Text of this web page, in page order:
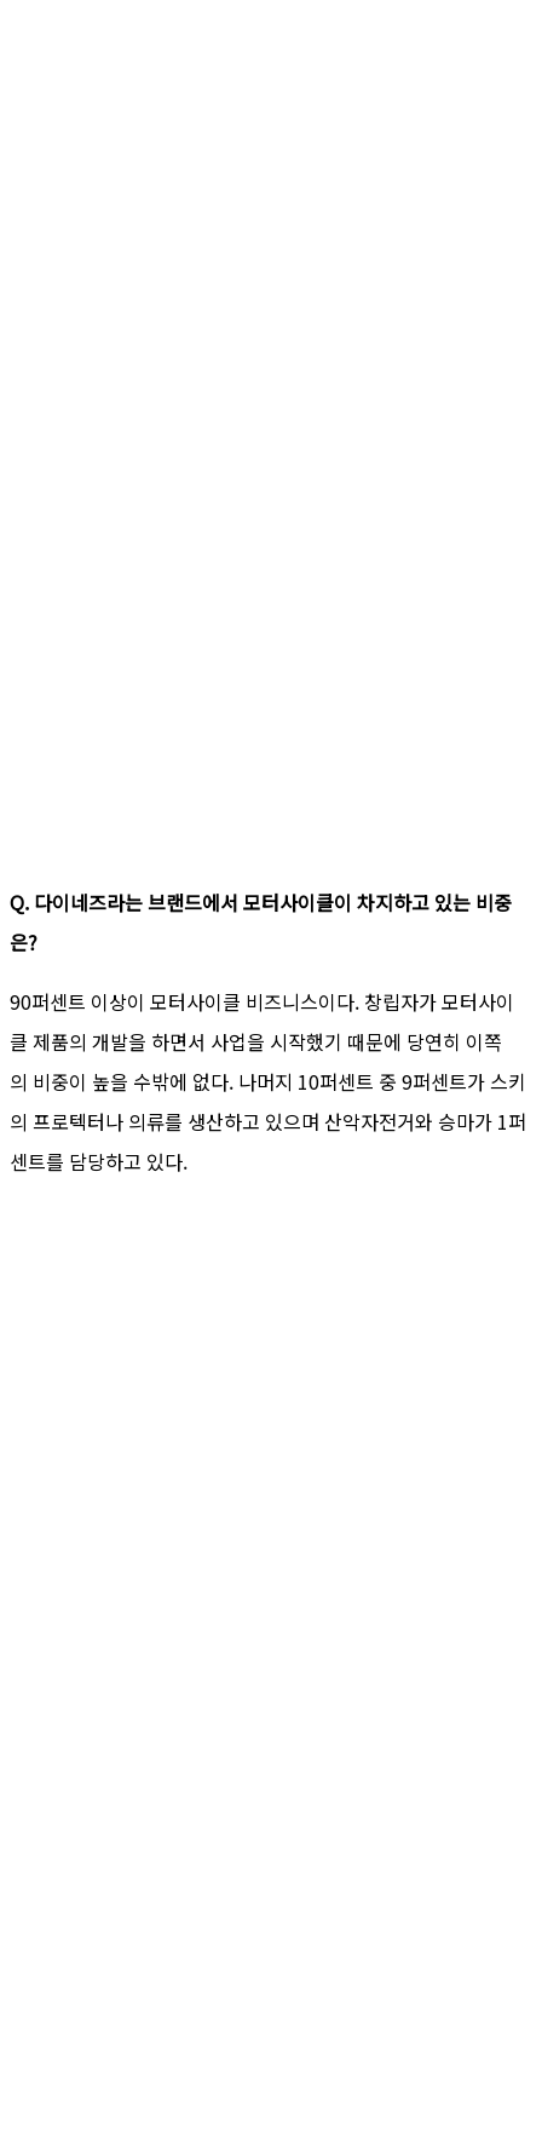
Q. 다이네즈라는 브랜드에서 모터사이클이 차지하고 있는 비중
은?
90퍼센트 이상이 모터사이클 비즈니스이다. 창립자가 모터사이
클 제품의 개발을 하면서 사업을 시작했기 때문에 당연히 이쪽
의 비중이 높을 수밖에 없다. 나머지 10퍼센트 중 9퍼센트가 스키
의 프로텍터나 의류를 생산하고 있으며 산악자전거와 승마가 1퍼
센트를 담당하고 있다.